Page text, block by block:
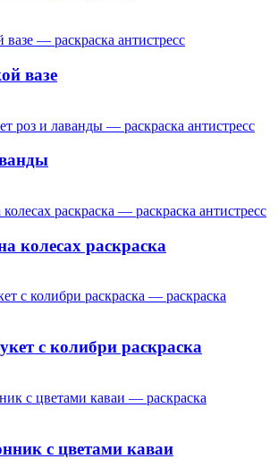
вазе
колесах раскраска
с колибри раскраска
с цветами каваи